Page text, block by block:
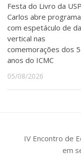
Festa do Livro da
Carlos abre
com espetáculo de
vertical nas
comemorações dos
anos do ICMC
05/08/2026
IV Encontro de
em